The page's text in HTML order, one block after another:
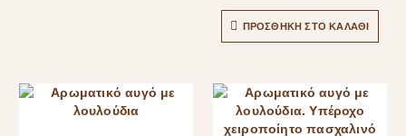
ΠΡΟΣΘΉΚΗ ΣΤΟ ΚΑΛΆΘΙ